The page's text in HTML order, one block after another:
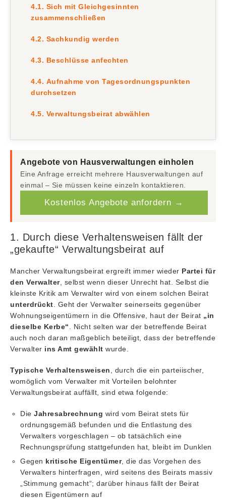
4.1. Sich mit Gleichgesinnten
zusammenschließen
4.2. Sachkundig werden
4.3. Beschlüsse anfechten
4.4. Aufnahme von Tagesordnungspunkten
durchsetzen
4.5. Verwaltungsbeirat abwählen
Angebote von Hausverwaltungen einholen
Eine Anfrage erreicht mehrere Hausverwaltungen auf
einmal – Sie müssen keine einzeln kontaktieren.
Kostenlos Angebote anfordern →
1. Durch diese Verhaltensweisen fällt der
„gekaufte“ Verwaltungsbeirat auf
Mancher Verwaltungsbeirat ergreift immer wieder Partei für
den Verwalter, selbst wenn dieser Unrecht hat. Selbst die
kleinste Kritik am Verwalter wird von einem solchen Beirat
unterdrückt . Geht der Verwalter seinerseits gegenüber
Wohnungseigentümern in die Offensive, haut der Beirat „in
dieselbe Kerbe“ . Nicht selten war der betreffende Beirat
auch noch daran maßgeblich beteiligt, dass der betreffende
Verwalter ins Amt gewählt wurde.
Typische Verhaltensweisen , durch die ein parteiischer,
womöglich vom Verwalter mit Vorteilen belohnter
Verwaltungsbeirat auffällt, sind etwa folgende:
Die Jahresabrechnung wird vom Beirat stets für
ordnungsgemäß befunden und die Entlastung des
Verwalters vorgeschlagen – ob tatsächlich eine
Rechnungsprüfung stattgefunden hat, bleibt im Dunklen
Gegen kritische Eigentümer, die das Vorgehen des
Verwalters hinterfragen, wird seitens des Beirats massiv
„Stimmung gemacht“; darüber hinaus fällt der Beirat
diesen Eigentümern auf